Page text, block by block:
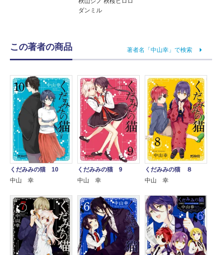
ダンミル
この著者の商品 著者名「中山幸」で検索
くだみみの猫 10
中山 幸
くだみみの猫 9
中山 幸
くだみみの猫 ８
中山 幸